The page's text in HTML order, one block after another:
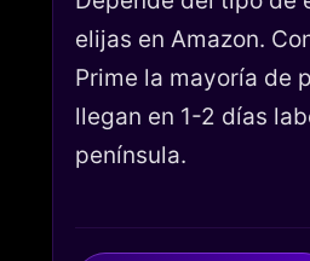
elijas en Amazon.
Prime la mayoría de
llegan en 1-2 días
península.